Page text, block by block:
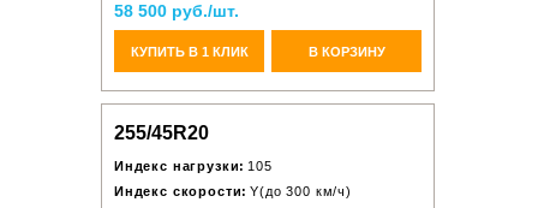
58 500 руб./шт.
КУПИТЬ В 1 КЛИК В КОРЗИНУ
255/45R20
Индекс нагрузки: 105
Индекс скорости: Y(до 300 км/ч)